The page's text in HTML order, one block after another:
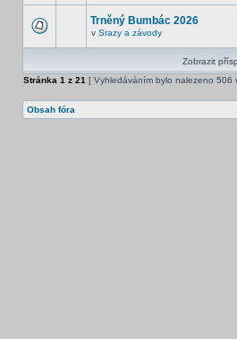
Trněný Bumbác 2026
v Srazy a závody
Zobrazit
Stránka 1 z 21 [ Vyhledáváním bylo nalezeno 506
Obsah fóra